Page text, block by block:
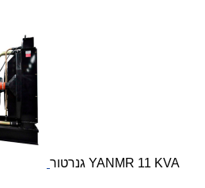
גנרטור YANMR 11 KVA